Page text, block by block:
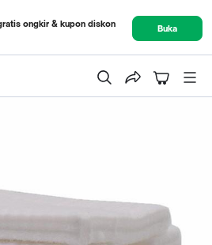
ongkir & kupon diskon
Buka